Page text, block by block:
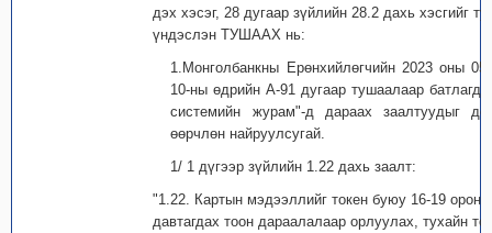
дэх хэсэг, 28 дугаар зүйлийн 28.2 дахь хэсгийг
үндэслэн ТУШААХ нь:
1.Монголбанкны Ерөнхийлөгчийн 2023 оны 05
10-ны өдрийн А-91 дугаар тушаалаар
системийн журам"-д дараах заалтуудыг
өөрчлөн найруулсугай.
1/ 1 дүгээр зүйлийн 1.22 дахь заалт:
"1.22. Картын мэдээллийг токен буюу 16-19 орон
давтагдах тоон дараалалаар орлуулах, тухайн